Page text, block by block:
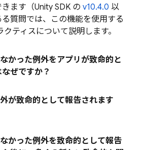
ます（Unity SDK の v10.4.0 以
質問では、この機能を使用する
ティスについて説明します。
かった例外をアプリが致命的と
ぜですか？
が致命的として報告されます
かった例外を致命的として報告